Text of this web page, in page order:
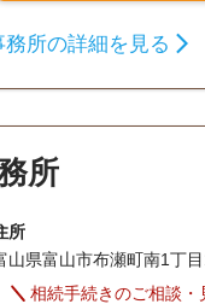
務所の詳細を見る
所
所
山県富山市布瀬町南1丁
相続手続きのご相談・